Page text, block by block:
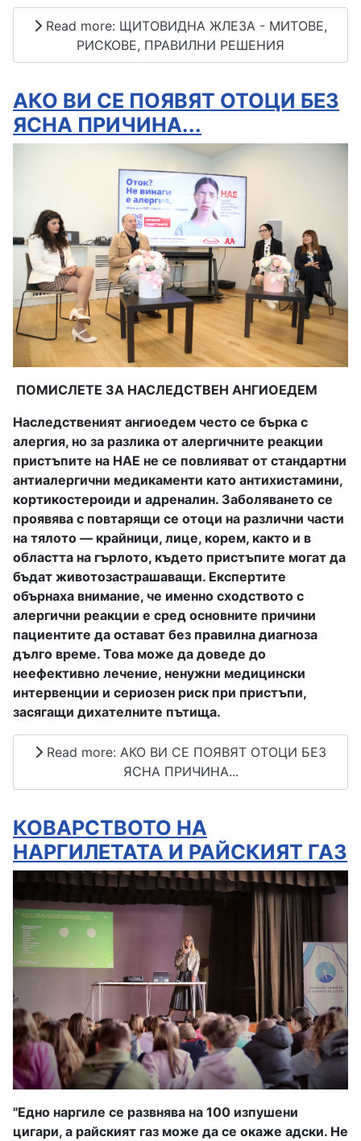
Read more: ЩИТОВИДНА ЖЛЕЗА - МИТОВЕ,
РИСКОВЕ, ПРАВИЛНИ РЕШЕНИЯ
АКО ВИ СЕ ПОЯВЯТ ОТОЦИ БЕЗ
ЯСНА ПРИЧИНА...
ПОМИСЛЕТЕ ЗА НАСЛЕДСТВЕН АНГИОЕДЕМ
Наследственият ангиоедем често се бърка с
алергия, но за разлика от алергичните реакции
пристъпите на НАЕ не се повлияват от стандартни
антиалергични медикаменти като антихистамини,
кортикостероиди и адреналин. Заболяването се
проявява с повтарящи се отоци на различни части
на тялото — крайници, лице, корем, както и в
областта на гърлото, където пристъпите могат да
бъдат животозастрашаващи. Експертите
обърнаха внимание, че именно сходството с
алергични реакции е сред основните причини
пациентите да остават без правилна диагноза
дълго време. Това може да доведе до
неефективно лечение, ненужни медицински
интервенции и сериозен риск при пристъпи,
засягащи дихателните пътища.
Read more: АКО ВИ СЕ ПОЯВЯТ ОТОЦИ БЕЗ
ЯСНА ПРИЧИНА...
КОВАРСТВОТО НА
НАРГИЛЕТАТА И РАЙСКИЯТ ГАЗ
"Едно наргиле се развнява на 100 изпушени
цигари, а райският газ може да се окаже адски. Не